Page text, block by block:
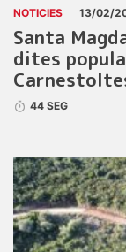
NOTICIES 13/02/
Santa
dites
44 SEG